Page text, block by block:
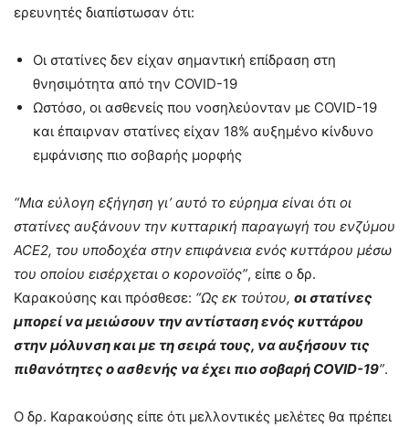
ερευνητές διαπίστωσαν ότι:
Οι στατίνες δεν είχαν σημαντική επίδραση στη
θνησιμότητα από την COVID-19
Ωστόσο, οι ασθενείς που νοσηλεύονταν με COVID-19
και έπαιρναν στατίνες είχαν 18% αυξημένο κίνδυνο
εμφάνισης πιο σοβαρής μορφής
“Μια εύλογη εξήγηση γι’ αυτό το εύρημα είναι ότι οι
στατίνες αυξάνουν την κυτταρική παραγωγή του ενζύμου
ACE2, του υποδοχέα στην επιφάνεια ενός κυττάρου μέσω
του οποίου εισέρχεται ο κορονοϊός”, είπε ο δρ.
Καρακούσης και πρόσθεσε: “Ως εκ τούτου, οι στατίνες
μπορεί να μειώσουν την αντίσταση ενός κυττάρου
στην μόλυνση και με τη σειρά τους, να αυξήσουν τις
πιθανότητες ο ασθενής να έχει πιο σοβαρή COVID-19”.
Ο δρ. Καρακούσης είπε ότι μελλοντικές μελέτες θα πρέπει